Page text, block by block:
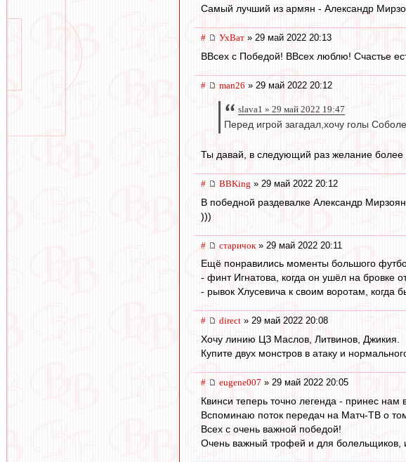
Самый лучший из армян - Александр
# УхВат » 29 май 2022 20:13
ВВсех с Победой! ВВсех люблю! Счастье
# man26 » 29 май 2022 20:12
slava1 » 29 май 2022 19:47
Перед игрой загадал,хочу голы
Ты давай, в следующий раз желание
# BBKing » 29 май 2022 20:12
В победной раздевалке Александр
)))
# старичок » 29 май 2022 20:11
Ещё понравились моменты большого
- финт Игнатова, когда он ушёл на бровке
- рывок Хлусевича к своим воротам, когда
# direct » 29 май 2022 20:08
Хочу линию ЦЗ Маслов, Литвинов, Джикия.
Купите двух монстров в атаку и
# eugene007 » 29 май 2022 20:05
Квинси теперь точно легенда - принес нам
Вспоминаю поток передач на Матч-ТВ о
Всех с очень важной победой!
Очень важный трофей и для болельщиков,